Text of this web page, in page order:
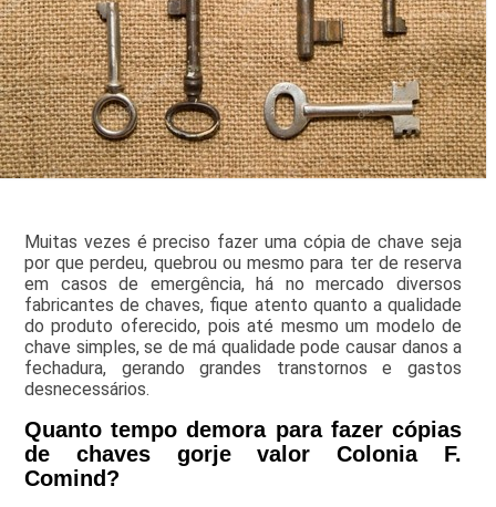
Muitas vezes é preciso fazer uma cópia de chave seja
por que perdeu, quebrou ou mesmo para ter de reserva
em casos de emergência, há no mercado diversos
fabricantes de chaves, fique atento quanto a qualidade
do produto oferecido, pois até mesmo um modelo de
chave simples, se de má qualidade pode causar danos a
fechadura, gerando grandes transtornos e gastos
desnecessários.
Quanto tempo demora para fazer cópias
de chaves gorje valor Colonia F.
Comind?